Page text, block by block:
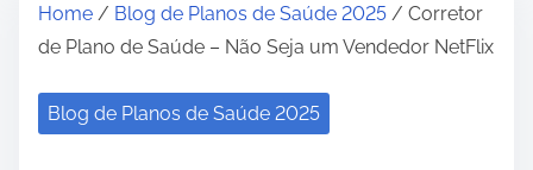
Home / Blog de Planos de Saúde 2025 / Corretor
de Plano de Saúde – Não Seja um Vendedor NetFlix
Blog de Planos de Saúde 2025